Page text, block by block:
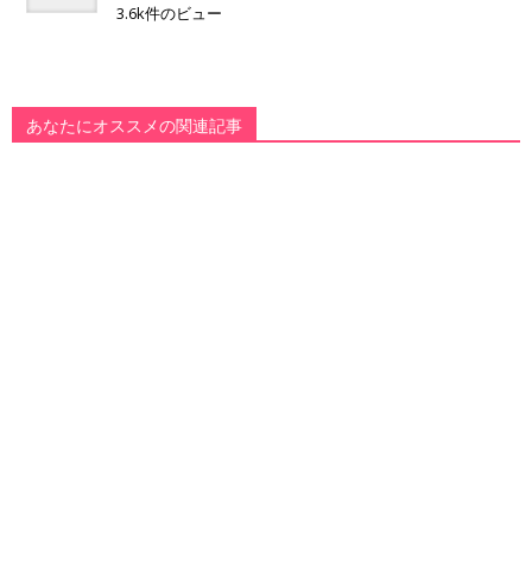
3.6k件のビュー
あなたにオススメの関連記事